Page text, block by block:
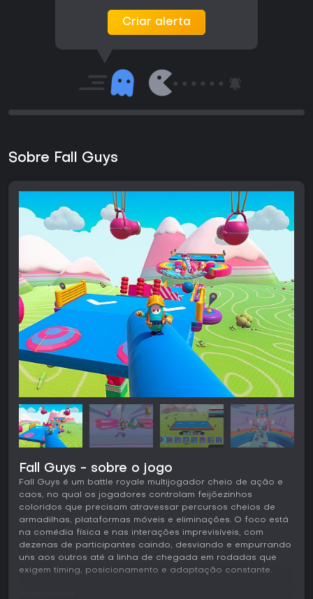
Criar alerta
Sobre Fall Guys
Fall Guys - sobre o jogo
Fall Guys é um battle royale multijogador cheio de ação e
caos, no qual os jogadores controlam feijõezinhos
coloridos que precisam atravessar percursos cheios de
armadilhas, plataformas móveis e eliminações. O foco está
na comédia física e nas interações imprevisíveis, com
dezenas de participantes caindo, desviando e empurrando
uns aos outros até a linha de chegada em rodadas que
exigem timing, posicionamento e adaptação constante.